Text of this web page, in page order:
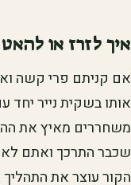
איך לזרז או
אם קניתם פרי קשה
אותו בשקית נייר יחד
משחררים מאיץ את
שכבר התרכך ואתם לא
הקור עוצר את התהליך